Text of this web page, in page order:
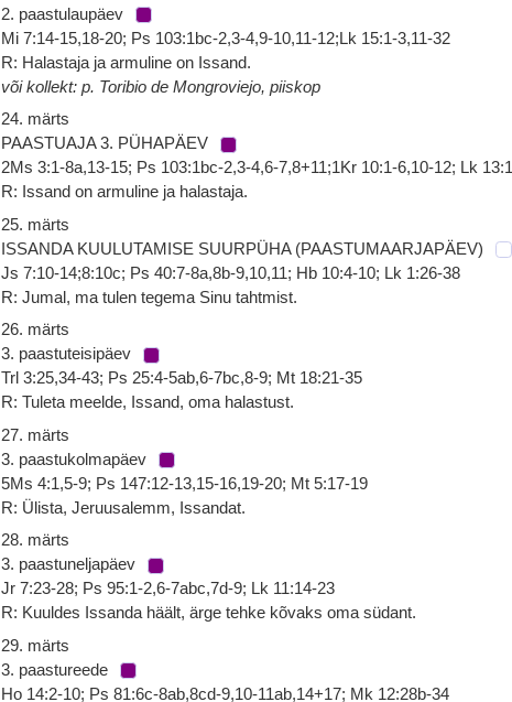
2. paastulaupäev
Mi 7:14-15,18-20; Ps 103:1bc-2,3-4,9-10,11-12;Lk 15:1-3,11-32
R: Halastaja ja armuline on Issand.
või kollekt: p. Toribio de Mongroviejo, piiskop
24. märts
PAASTUAJA 3. PÜHAPÄEV
2Ms 3:1-8a,13-15; Ps 103:1bc-2,3-4,6-7,8+11;1Kr 10:1-6,10-12; Lk
R: Issand on armuline ja halastaja.
25. märts
ISSANDA KUULUTAMISE SUURPÜHA (PAASTUMAARJAPÄEV)
Js 7:10-14;8:10c; Ps 40:7-8a,8b-9,10,11; Hb 10:4-10; Lk 1:26-38
R: Jumal, ma tulen tegema Sinu tahtmist.
26. märts
3. paastuteisipäev
Trl 3:25,34-43; Ps 25:4-5ab,6-7bc,8-9; Mt 18:21-35
R: Tuleta meelde, Issand, oma halastust.
27. märts
3. paastukolmapäev
5Ms 4:1,5-9; Ps 147:12-13,15-16,19-20; Mt 5:17-19
R: Ülista, Jeruusalemm, Issandat.
28. märts
3. paastuneljapäev
Jr 7:23-28; Ps 95:1-2,6-7abc,7d-9; Lk 11:14-23
R: Kuuldes Issanda häält, ärge tehke kõvaks oma südant.
29. märts
3. paastureede
Ho 14:2-10; Ps 81:6c-8ab,8cd-9,10-11ab,14+17; Mk 12:28b-34